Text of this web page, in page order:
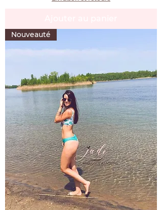
Nouveauté